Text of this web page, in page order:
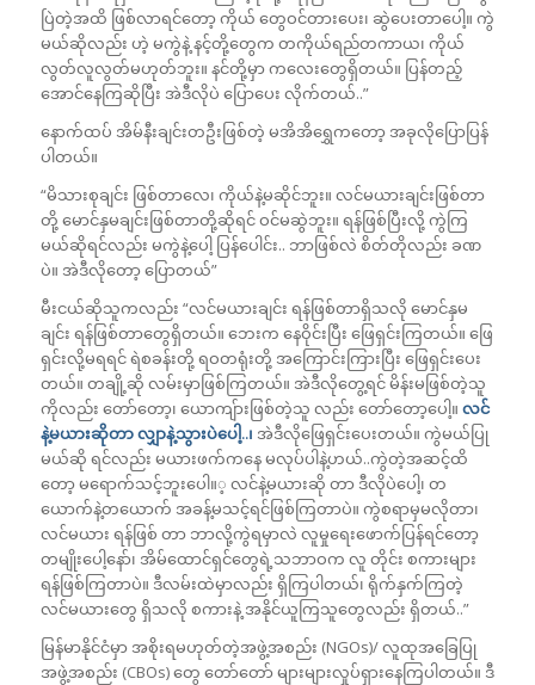
ပြဲတဲ့အထိ ဖြစ်လာရင်တော့ ကိုယ် တွေဝင်တားပေး၊ ဆွဲပေးတာပေါ့။ ကွဲ
မယ်ဆိုလည်း ဟဲ့ မကွဲနဲ့ နင့်တို့တွေက တကိုယ်ရည်တကာယ၊ ကိုယ်
လွတ်လူလွတ်မဟုတ်ဘူး။ နင်တို့မှာ ကလေးတွေရှိတယ်။ ပြန်တည့်
အောင်နေကြဆိုပြီး အဲဒီလိုပဲ ပြောပေး လိုက်တယ်..”
နောက်ထပ် အိမ်နီးချင်းတဦးဖြစ်တဲ့ မအိအိရွှေကတော့ အခုလိုပြောပြန်
ပါတယ်။
“မိသားစုချင်း ဖြစ်တာလေ၊ ကိုယ်နဲ့မဆိုင်ဘူး။ လင်မယားချင်းဖြစ်တာ
တို့ မောင်နှမချင်းဖြစ်တာတို့ဆိုရင် ဝင်မဆွဲဘူး။ ရန်ဖြစ်ပြီးလို့ ကွဲကြ
မယ်ဆိုရင်လည်း မကွဲနဲ့ပေါ့ ပြန်ပေါင်း.. ဘာဖြစ်လဲ စိတ်တိုလည်း ခဏ
ပဲ။ အဲဒီလိုတော့ ပြောတယ်”
မီးငယ်ဆိုသူကလည်း “လင်မယားချင်း ရန်ဖြစ်တာရှိသလို မောင်နှမ
ချင်း ရန်ဖြစ်တာတွေရှိတယ်။ ဘေးက နေဝိုင်းပြီး ဖြေရှင်းကြတယ်။ ဖြေ
ရှင်းလို့မရရင် ရဲစခန်းတို့ ရဝတရုံးတို့ အကြောင်းကြားပြီး ဖြေရှင်းပေး
တယ်။ တချို့ဆို လမ်းမှာဖြစ်ကြတယ်။ အဲဒီလိုတွေ့ရင် မိန်းမဖြစ်တဲ့သူ
ကိုလည်း တော်တော့၊ ယောကျ်ားဖြစ်တဲ့သူ လည်း တော်တော့ပေါ့။ လင်
နဲ့မယားဆိုတာလျှာနဲ့သွားပဲပေါ့ ..၊ အဲဒီလိုဖြေရှင်းပေးတယ်။ ကွဲမယ်ပြု
မယ်ဆို ရင်လည်း မယားဖက်ကနေ မလုပ်ပါနဲ့ဟယ်..ကွဲတဲ့အဆင့်ထိ
တော့ မရောက်သင့်ဘူးပေါ။့ လင်နဲ့မယားဆို တာ ဒီလိုပဲပေါ့၊ တ
ယောက်နဲ့တယောက် အခန့်မသင့်ရင်ဖြစ်ကြတာပဲ။ ကွဲစရာမှမလိုတာ၊
လင်မယား ရန်ဖြစ် တာ ဘာလို့ကွဲရမှာလဲ လူမှုရေးဖောက်ပြန်ရင်တော့
တမျိုးပေါ့နော်၊ အိမ်ထောင်ရှင်တွေရဲ့သဘာဝက လူ တိုင်း စကားများ
ရန်ဖြစ်ကြတာပဲ။ ဒီလမ်းထဲမှာလည်း ရှိကြပါတယ်၊ ရိုက်နှက်ကြတဲ့
လင်မယားတွေ ရှိသလို စကားနဲ့ အနိုင်ယူကြသူတွေလည်း ရှိတယ်..”
မြန်မာနိုင်ငံမှာ အစိုးရမဟုတ်တဲ့အဖွဲ့အစည်း (NGOs)/ လူထုအခြေပြု
အဖွဲ့အစည်း (CBOs) တွေ တော်တော် များများလှုပ်ရှားနေကြပါတယ်။ ဒီ